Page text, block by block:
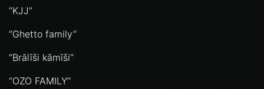
‘’KJJ’’
‘’Ghetto family’’
‘’Brālīši kāmīši’’
‘’OZO FAMILY’’